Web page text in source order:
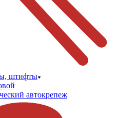
штифты
автокрепеж